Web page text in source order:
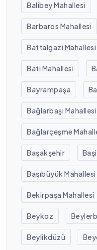
Balibey Mahallesi
Barbaros Mahallesi
Battalgazi Mahallesi
Batı Mahallesi
Bayrampaşa
Bağlarbaşı Mahallesi
Bağlarçeşme
Başakşehir
Başıbüyük Mahallesi
Bekirpaşa Mahallesi
Beykoz
Beylikdüzü